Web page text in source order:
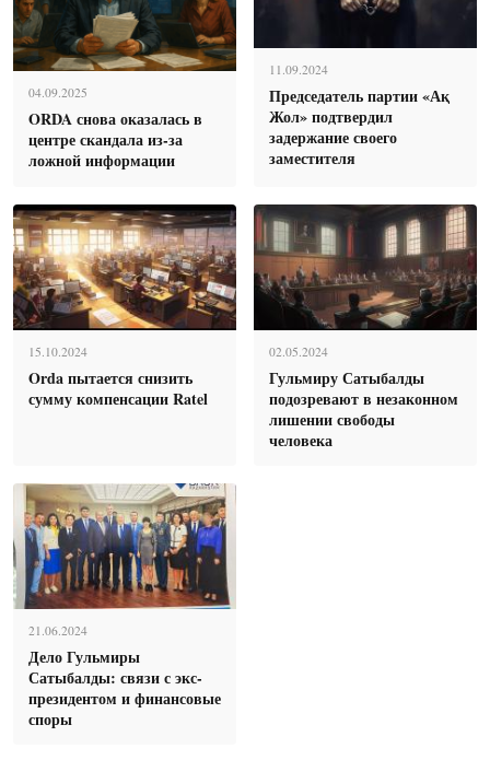
04.09.2025
ORDA снова оказалась в
центре скандала из-за
ложной информации
11.09.2024
Председатель партии «Ақ
Жол» подтвердил
задержание своего
заместителя
15.10.2024
Orda пытается снизить
сумму компенсации Ratel
02.05.2024
Гульмиру Сатыбалды
подозревают в незаконном
лишении свободы
человека
21.06.2024
Дело Гульмиры
Сатыбалды: связи с экс-
президентом и финансовые
споры